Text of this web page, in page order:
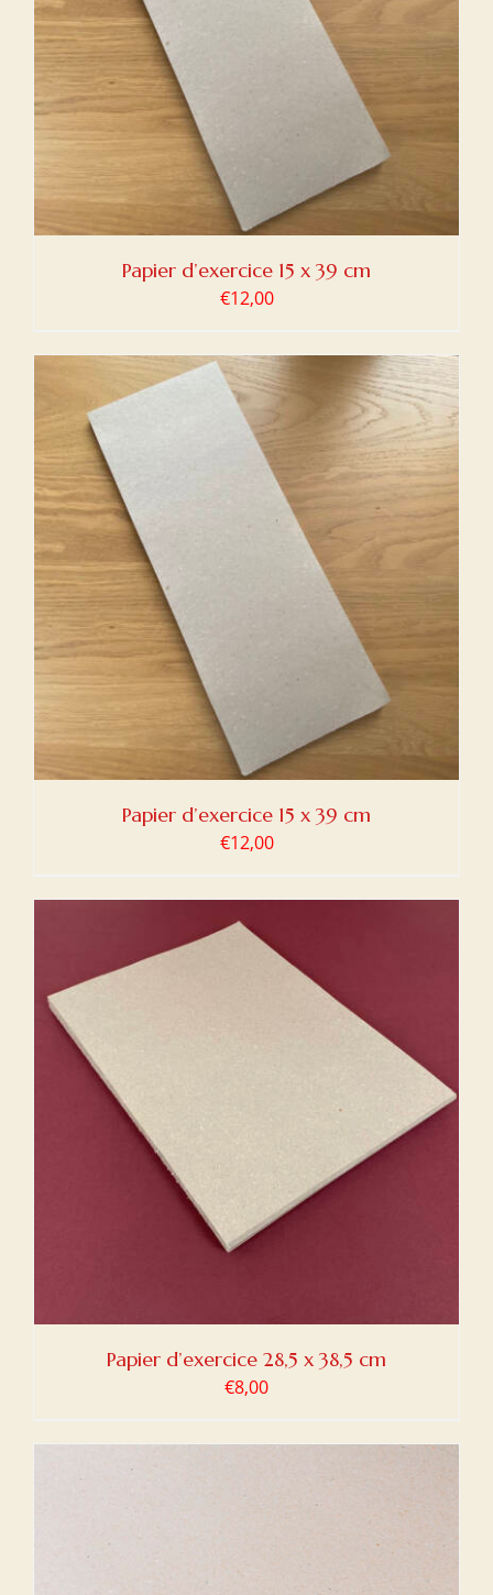
Papier d’exercice 15 x 39 cm
€12,00
Papier d’exercice 15 x 39 cm
€12,00
Papier d’exercice 28,5 x 38,5 cm
€8,00